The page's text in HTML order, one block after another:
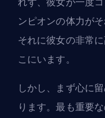
ンピオンの体力が
それに彼女の非常
こにいます。
しかし、まず心に
ります。最も重要